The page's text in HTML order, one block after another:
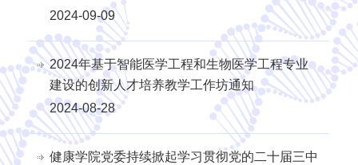
2024-09-09
2024年基于智能医学工程和生物医学工程专业
建设的创新人才培养教学工作坊通知
2024-08-28
健康学院党委持续掀起学习贯彻党的二十届三中